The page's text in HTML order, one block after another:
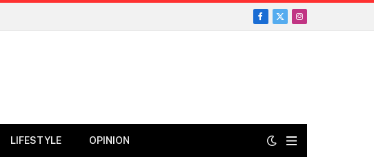
Facebook
X
Instagram
LIFESTYLE OPINION